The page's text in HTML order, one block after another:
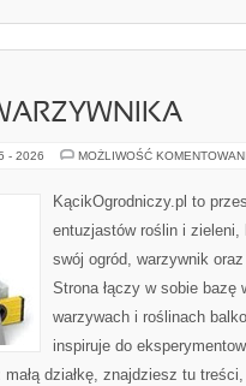
- 2026 MOŻLIWOŚĆ
KącikOgrodniczy.pl to
entuzjastów roślin i
swój ogród, warzywnik
Strona łączy w sobie bazę
warzywach i roślinach
inspiruje do
działkę, znajdziesz tu